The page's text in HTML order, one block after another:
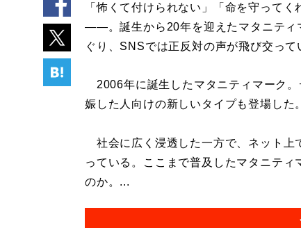
「怖くて付けられない」「命を守ってく
――。誕生から20年を迎えたマタニティ
ぐり、SNSでは正反対の声が飛び交って
2006年に誕生したマタニティマーク
娠した人向けの新しいタイプも登場した。
社会に広く浸透した一方で、ネット上
っている。ここまで普及したマタニテ
のか。...